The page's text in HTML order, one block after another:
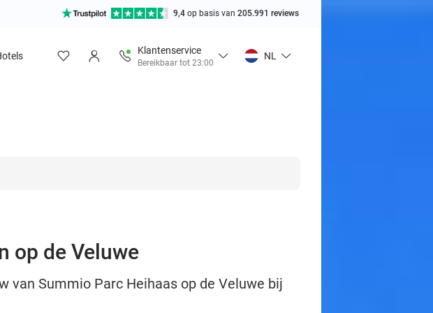
9,4 op basis van 205.991 reviews
Klantenservice
Bereikbaar tot 23:00
NL
op de Veluwe
van Summio Parc Heihaas op de Veluwe bij